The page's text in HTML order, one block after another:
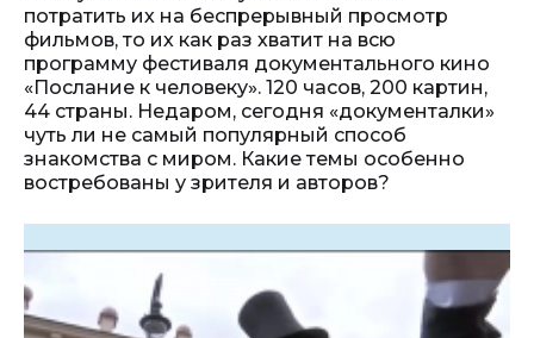
потратить их на беспрерывный просмотр
фильмов, то их как раз хватит на всю
программу фестиваля документального кино
«Послание к человеку». 120 часов, 200 картин,
44 страны. Недаром, сегодня «документалки»
чуть ли не самый популярный способ
знакомства с миром. Какие темы особенно
востребованы у зрителя и авторов?